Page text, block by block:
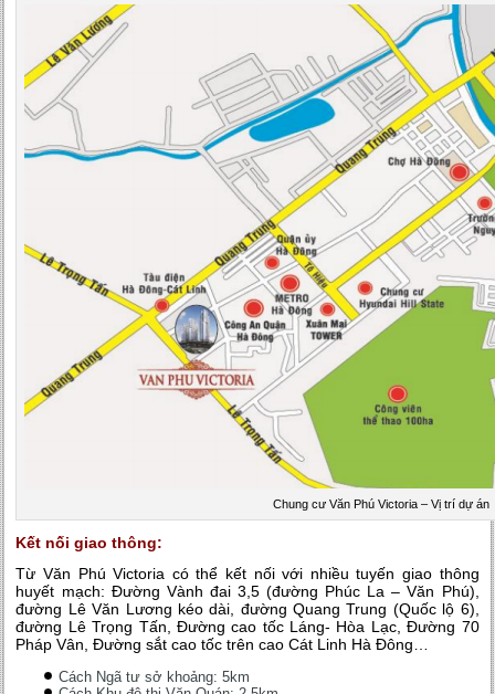
Chung cư Văn Phú Victoria – Vị trí dự án
Kết nối giao thông:
Từ Văn Phú Victoria có thể kết nối với nhiều tuyến giao thông
huyết mạch: Đường Vành đai 3,5 (đường Phúc La – Văn Phú),
đường Lê Văn Lương kéo dài, đường Quang Trung (Quốc lộ 6),
đường Lê Trọng Tấn, Đường cao tốc Láng- Hòa Lạc, Đường 70
Pháp Vân, Đường sắt cao tốc trên cao Cát Linh Hà Đông…
Cách Ngã tư sở khoảng: 5km